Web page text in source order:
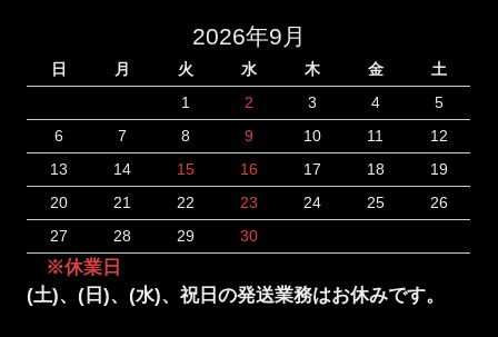
2026年9月
日 月 火 水 木 金
土
1
2 3 4
5
6
7 8 9 10 11
12
13
14 15 16 17 18
19
20
21 22 23 24 25
26
27
28 29 30
※休業日
(土)、(日)、(水)、祝日の発送業務はお休みです。